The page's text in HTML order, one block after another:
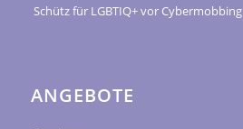
Schütz für LGBTIQ+ vor Cybermobbing
ANGEBOTE